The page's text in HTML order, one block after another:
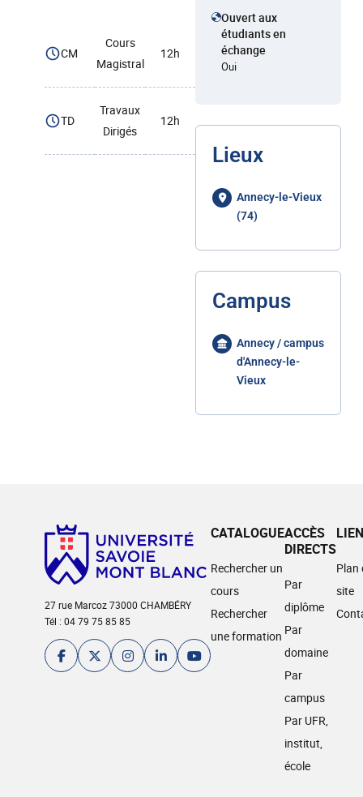
CM
Cours
Magistral
12h
TD
Travaux
Dirigés
12h
Ouvert aux
étudiants en
échange
Oui
Lieux
Annecy-le-Vieux
(74)
Campus
Annecy / campus
d'Annecy-le-
Vieux
27 rue Marcoz 73000 CHAMBÉRY
Tél : 04 79 75 85 85
CATALOGUE
Rechercher un
cours
Rechercher
une formation
ACCÈS
DIRECTS
Par
diplôme
Par
domaine
Par
campus
Par UFR,
institut,
école
Plan
site